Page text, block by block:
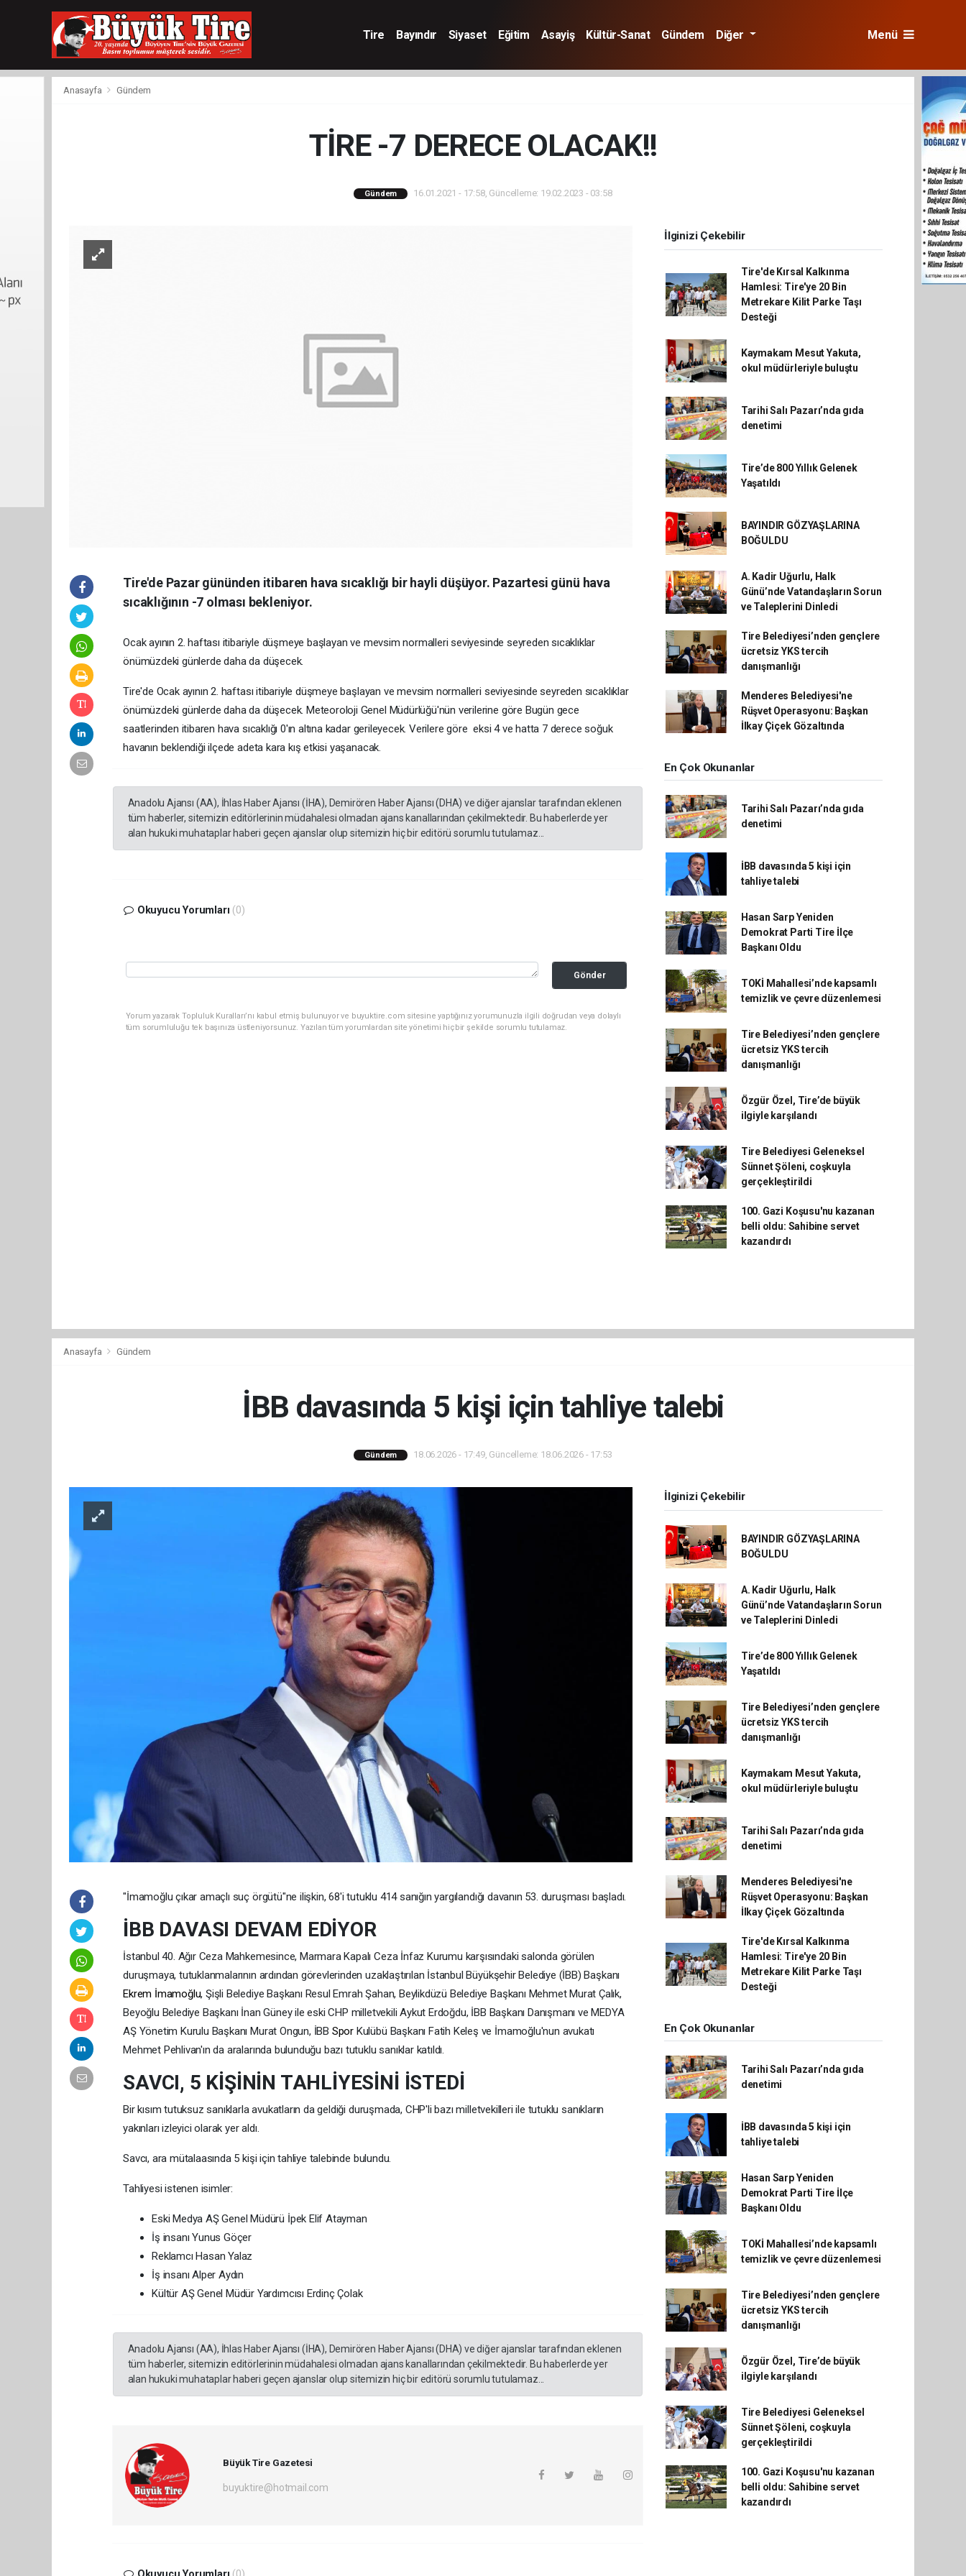
Tire Bayındır Siyaset Eğitim Asayiş Kültür-Sanat Gündem Diğer Menü
Anasayfa Gündem
TİRE -7 DERECE OLACAK!!
Gündem 16.01.2021 - 17:58, Güncelleme: 19.02.2023 - 03:58
Tire'de Pazar gününden itibaren hava sıcaklığı bir hayli düşüyor. Pazartesi günü hava
sıcaklığının -7 olması bekleniyor.
Ocak ayının 2. haftası itibariyle düşmeye başlayan ve mevsim normalleri seviyesinde seyreden sıcaklıklar
önümüzdeki günlerde daha da düşecek.
Tire'de Ocak ayının 2. haftası itibariyle düşmeye başlayan ve mevsim normalleri seviyesinde seyreden sıcaklıklar
önümüzdeki günlerde daha da düşecek. Meteoroloji Genel Müdürlüğü'nün verilerine göre Bugün gece
saatlerinden itibaren hava sıcaklığı 0'ın altına kadar gerileyecek. Verilere göre eksi 4 ve hatta 7 derece soğuk
havanın beklendiği ilçede adeta kara kış etkisi yaşanacak.
Anadolu Ajansı (AA), İhlas Haber Ajansı (İHA), Demirören Haber Ajansı (DHA) ve diğer ajanslar tarafından eklenen
tüm haberler, sitemizin editörlerinin müdahalesi olmadan ajans kanallarından çekilmektedir. Bu haberlerde yer
alan hukuki muhataplar haberi geçen ajanslar olup sitemizin hiç bir editörü sorumlu tutulamaz...
Okuyucu Yorumları (0)
Gönder
Yorum yazarak Topluluk Kuralları’nı kabul etmiş bulunuyor ve buyuktire.com sitesine yaptığınız yorumunuzla ilgili doğrudan veya dolaylı
tüm sorumluluğu tek başınıza üstleniyorsunuz. Yazılan tüm yorumlardan site yönetimi hiçbir şekilde sorumlu tutulamaz.
İlginizi Çekebilir
Tire'de Kırsal Kalkınma
Hamlesi: Tire'ye 20 Bin
Metrekare Kilit Parke Taşı
Desteği
Kaymakam Mesut Yakuta,
okul müdürleriyle buluştu
Tarihi Salı Pazarı’nda gıda
denetimi
Tire’de 800 Yıllık Gelenek
Yaşatıldı
BAYINDIR GÖZYAŞLARINA
BOĞULDU
A. Kadir Uğurlu, Halk
Günü’nde Vatandaşların Sorun
ve Taleplerini Dinledi
Tire Belediyesi’nden gençlere
ücretsiz YKS tercih
danışmanlığı
Menderes Belediyesi'ne
Rüşvet Operasyonu: Başkan
İlkay Çiçek Gözaltında
En Çok Okunanlar
Tarihi Salı Pazarı’nda gıda
denetimi
İBB davasında 5 kişi için
tahliye talebi
Hasan Sarp Yeniden
Demokrat Parti Tire İlçe
Başkanı Oldu
TOKİ Mahallesi’nde kapsamlı
temizlik ve çevre düzenlemesi
Tire Belediyesi’nden gençlere
ücretsiz YKS tercih
danışmanlığı
Özgür Özel, Tire’de büyük
ilgiyle karşılandı
Tire Belediyesi Geleneksel
Sünnet Şöleni, coşkuyla
gerçekleştirildi
100. Gazi Koşusu'nu kazanan
belli oldu: Sahibine servet
kazandırdı
Anasayfa Gündem
İBB davasında 5 kişi için tahliye talebi
Gündem 18.06.2026 - 17:49, Güncelleme: 18.06.2026 - 17:53
"İmamoğlu çıkar amaçlı suç örgütü"ne ilişkin, 68'i tutuklu 414 sanığın yargılandığı davanın 53. duruşması başladı.
İBB DAVASI DEVAM EDİYOR
İstanbul 40. Ağır Ceza Mahkemesince, Marmara Kapalı Ceza İnfaz Kurumu karşısındaki salonda görülen
duruşmaya, tutuklanmalarının ardından görevlerinden uzaklaştırılan İstanbul Büyükşehir Belediye (İBB) Başkanı
Ekrem İmamoğlu, Şişli Belediye Başkanı Resul Emrah Şahan, Beylikdüzü Belediye Başkanı Mehmet Murat Çalık,
Beyoğlu Belediye Başkanı İnan Güney ile eski CHP milletvekili Aykut Erdoğdu, İBB Başkanı Danışmanı ve MEDYA
AŞ Yönetim Kurulu Başkanı Murat Ongun, İBB Spor Kulübü Başkanı Fatih Keleş ve İmamoğlu'nun avukatı
Mehmet Pehlivan'ın da aralarında bulunduğu bazı tutuklu sanıklar katıldı.
SAVCI, 5 KİŞİNİN TAHLİYESİNİ İSTEDİ
Bir kısım tutuksuz sanıklarla avukatların da geldiği duruşmada, CHP'li bazı milletvekilleri ile tutuklu sanıkların
yakınları izleyici olarak yer aldı.
Savcı, ara mütalaasında 5 kişi için tahliye talebinde bulundu.
Tahliyesi istenen isimler:
Eski Medya AŞ Genel Müdürü İpek Elif Atayman
İş insanı Yunus Göçer
Reklamcı Hasan Yalaz
İş insanı Alper Aydın
Kültür AŞ Genel Müdür Yardımcısı Erdinç Çolak
Anadolu Ajansı (AA), İhlas Haber Ajansı (İHA), Demirören Haber Ajansı (DHA) ve diğer ajanslar tarafından eklenen
tüm haberler, sitemizin editörlerinin müdahalesi olmadan ajans kanallarından çekilmektedir. Bu haberlerde yer
alan hukuki muhataplar haberi geçen ajanslar olup sitemizin hiç bir editörü sorumlu tutulamaz...
Büyük Tire Gazetesi
buyuktire@hotmail.com
İlginizi Çekebilir
BAYINDIR GÖZYAŞLARINA
BOĞULDU
A. Kadir Uğurlu, Halk
Günü’nde Vatandaşların Sorun
ve Taleplerini Dinledi
Tire’de 800 Yıllık Gelenek
Yaşatıldı
Tire Belediyesi’nden gençlere
ücretsiz YKS tercih
danışmanlığı
Kaymakam Mesut Yakuta,
okul müdürleriyle buluştu
Tarihi Salı Pazarı’nda gıda
denetimi
Menderes Belediyesi'ne
Rüşvet Operasyonu: Başkan
İlkay Çiçek Gözaltında
Tire'de Kırsal Kalkınma
Hamlesi: Tire'ye 20 Bin
Metrekare Kilit Parke Taşı
Desteği
En Çok Okunanlar
Tarihi Salı Pazarı’nda gıda
denetimi
İBB davasında 5 kişi için
tahliye talebi
Hasan Sarp Yeniden
Demokrat Parti Tire İlçe
Başkanı Oldu
TOKİ Mahallesi’nde kapsamlı
temizlik ve çevre düzenlemesi
Tire Belediyesi’nden gençlere
ücretsiz YKS tercih
danışmanlığı
Özgür Özel, Tire’de büyük
ilgiyle karşılandı
Tire Belediyesi Geleneksel
Sünnet Şöleni, coşkuyla
gerçekleştirildi
100. Gazi Koşusu'nu kazanan
belli oldu: Sahibine servet
kazandırdı